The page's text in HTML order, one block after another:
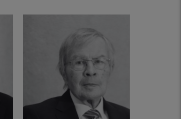
VIII Edición (2015)
VII Edición (2014)
VI Edición (2013)
V Edición (2012)
IV Edición (2011)